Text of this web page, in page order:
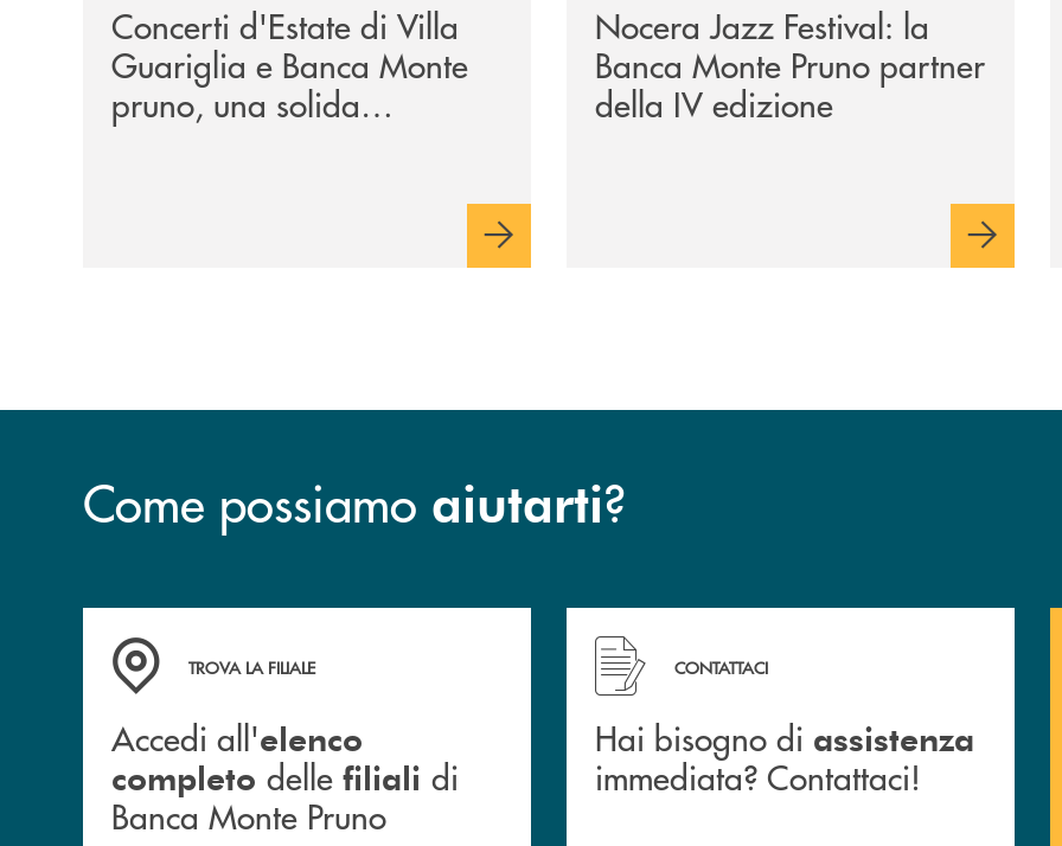
Concerti d'Estate di Villa
Guariglia e Banca Monte
pruno, una solida
collaborazione anche per
Nocera Jazz Festival: la
Banca Monte Pruno partner
della IV edizione
Come possiamo aiutarti?
Accedi all' elenco completo&nbsp; delle&nbsp; filiali&nbsp; di Banca Monte Pruno
TROVA LA FILIALE
Accedi all'elenco
completo delle filiali di
Banca Monte Pruno
Hai bisogno di assistenza immediata? Contattaci!
CONTATTACI
Hai bisogno di assistenza
immediata? Contattaci!